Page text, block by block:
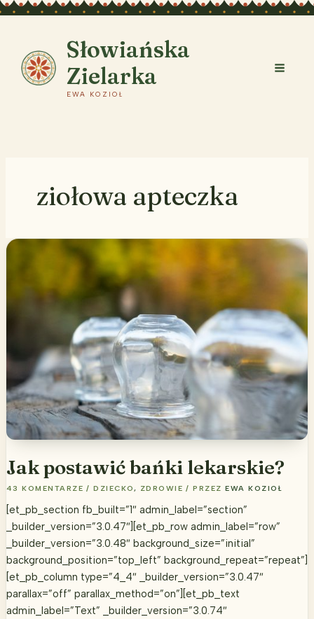
Przejdź
Słowiańska
Zielarka
EWA KOZIOŁ
ziołowa apteczka
Jak postawić bańki lekarskie?
43 KOMENTARZE /DZIECKO, ZDROWIE / PRZEZEWA KOZIOŁ
[et_pb_section fb_built=”1″ admin_label=”section”
_builder_version=”3.0.47″][et_pb_row admin_label=”row”
_builder_version=”3.0.48″ background_size=”initial”
background_position=”top_left” background_repeat=”repeat”]
[et_pb_column type=”4_4″ _builder_version=”3.0.47″
parallax=”off” parallax_method=”on”][et_pb_text
admin_label=”Text” _builder_version=”3.0.74″